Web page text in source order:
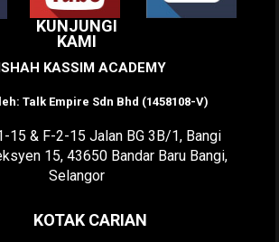
KUNJUNGI
KAMI
KASSIM ACADEMY
Talk Empire Sdn Bhd (1458108-V)
15 & F-2-15 Jalan BG 3B/1, Bangi
15, 43650 Bandar Baru Bangi,
Selangor
KOTAK CARIAN